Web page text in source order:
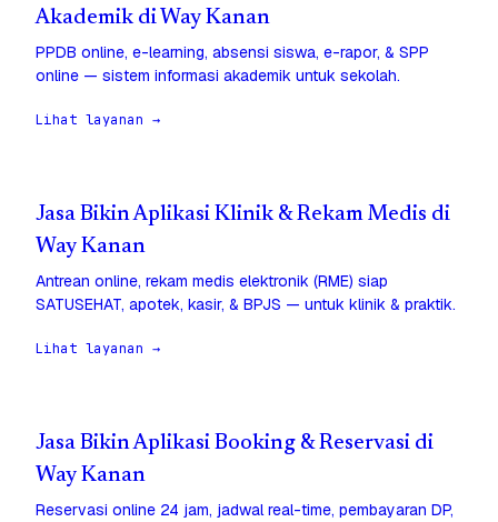
Akademik di Way Kanan
PPDB online, e-learning, absensi siswa, e-rapor, & SPP
online — sistem informasi akademik untuk sekolah.
Lihat layanan →
Jasa Bikin Aplikasi Klinik & Rekam Medis di
Way Kanan
Antrean online, rekam medis elektronik (RME) siap
SATUSEHAT, apotek, kasir, & BPJS — untuk klinik & praktik.
Lihat layanan →
Jasa Bikin Aplikasi Booking & Reservasi di
Way Kanan
Reservasi online 24 jam, jadwal real-time, pembayaran DP,